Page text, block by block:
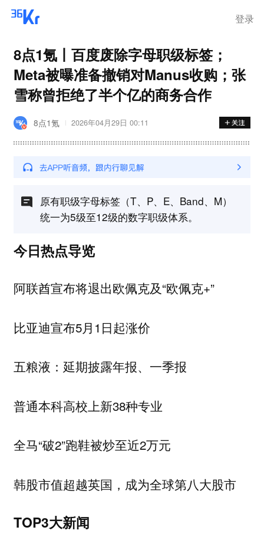
登录
8点1氪丨百度废除字母职级标签；
Meta被曝准备撤销对Manus收购；张
雪称曾拒绝了半个亿的商务合作
8点1氪 2026年04月29日 00:11
原有职级字母标签（T、P、E、Band、M）
统一为5级至12级的数字职级体系。
今日热点导览
阿联酋宣布将退出欧佩克及“欧佩克+”
比亚迪宣布5月1日起涨价
五粮液：延期披露年报、一季报
普通本科高校上新38种专业
全马“破2”跑鞋被炒至近2万元
韩股市值超越英国，成为全球第八大股市
TOP3大新闻